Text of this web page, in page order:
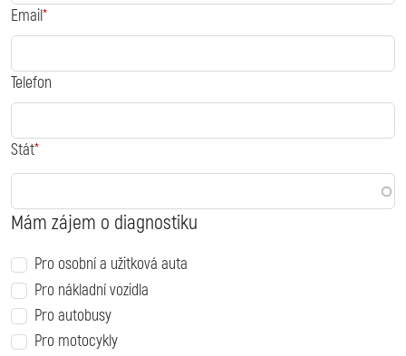
Email
Telefon
Stát
Mám zájem o diagnostiku
Pro osobní a užitková auta
Pro nákladní vozidla
Pro autobusy
Pro motocykly